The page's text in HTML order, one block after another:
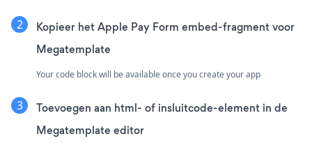
Kopieer het Apple Pay Form embed-fragment voor
Megatemplate
Your code block will be available once you create your app
Toevoegen aan html- of insluitcode-element in de
Megatemplate editor